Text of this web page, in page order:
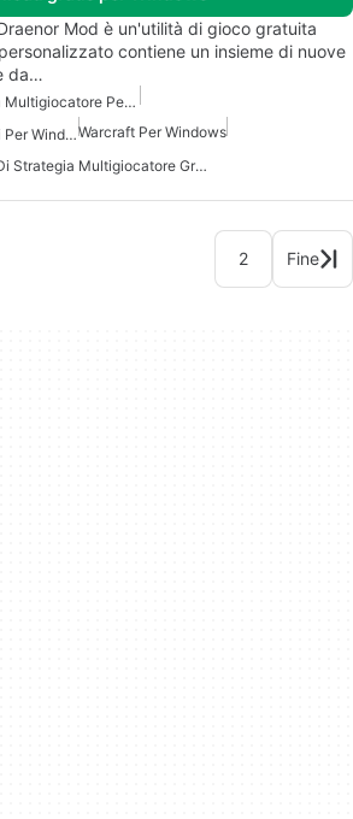
Mod è un'utilità di gioco gratuita
contiene un insieme di nuove
da…
Giochi Di Strategia Multigiocatore Per Windows Gratuiti
Pacchetto Di Giochi Gratuiti Per WindowsWarcraft Per Windows
Giochi Di Strategia Multigiocatore Gratuiti
2 Fine